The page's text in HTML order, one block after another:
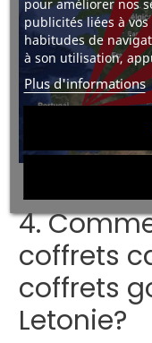
pour améliorer nos
publicités liées à
habitudes de
à son utilisation,
Plus d'informations
4.
coffrets
coffrets
Letonie?